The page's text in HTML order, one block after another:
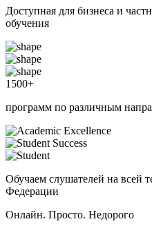
Доступная для бизнеса и
обучения
1500+
программ по различным
Обучаем слушателей на всей
Федерации
Онлайн. Просто. Недорого